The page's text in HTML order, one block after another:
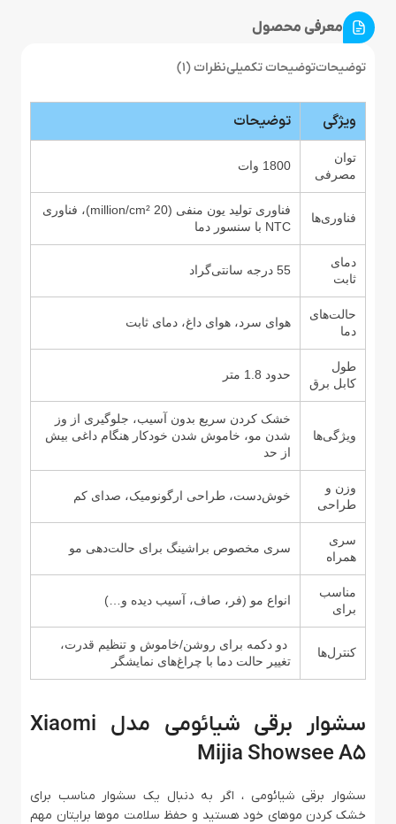
معرفی محصول
توضیحاتتوضیحات تکمیلینظرات (1)
ویژگی توضیحات
توان
مصرفی
1800 وات
فناوری‌ها
فناوری تولید یون منفی (20 million/cm²)، فناوری
NTC با سنسور دما
دمای
ثابت
55 درجه سانتی‌گراد
حالت‌های
دما
هوای سرد، هوای داغ، دمای ثابت
طول
کابل برق
حدود 1.8 متر
ویژگی‌ها
خشک کردن سریع بدون آسیب، جلوگیری از وز
شدن مو، خاموش شدن خودکار هنگام داغی بیش
از حد
وزن و
طراحی
خوش‌دست، طراحی ارگونومیک، صدای کم
سری
همراه
سری مخصوص براشینگ برای حالت‌دهی مو
مناسب
برای
انواع مو (فر، صاف، آسیب دیده و…)
کنترل‌ها
دو دکمه برای روشن/خاموش و تنظیم قدرت،
تغییر حالت دما با چراغ‌های نمایشگر
سشوار برقی شیائومی مدل Xiaomi
Mijia Showsee A5
سشوار برقی شیائومی ، اگر به دنبال یک سشوار مناسب برای
خشک کردن موهای خود هستید و حفظ سلامت موها برایتان مهم